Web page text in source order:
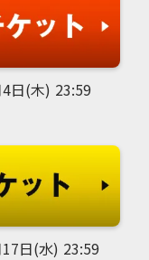
日(木) 23:59
日(水) 23:59